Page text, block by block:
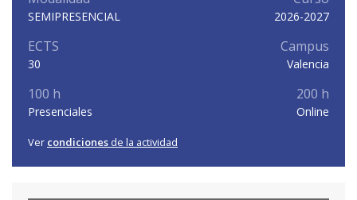
SEMIPRESENCIAL 2026-2027
ECTS
30
Campus
Valencia
100 h
Presenciales
200 h
Online
Ver condiciones de la actividad